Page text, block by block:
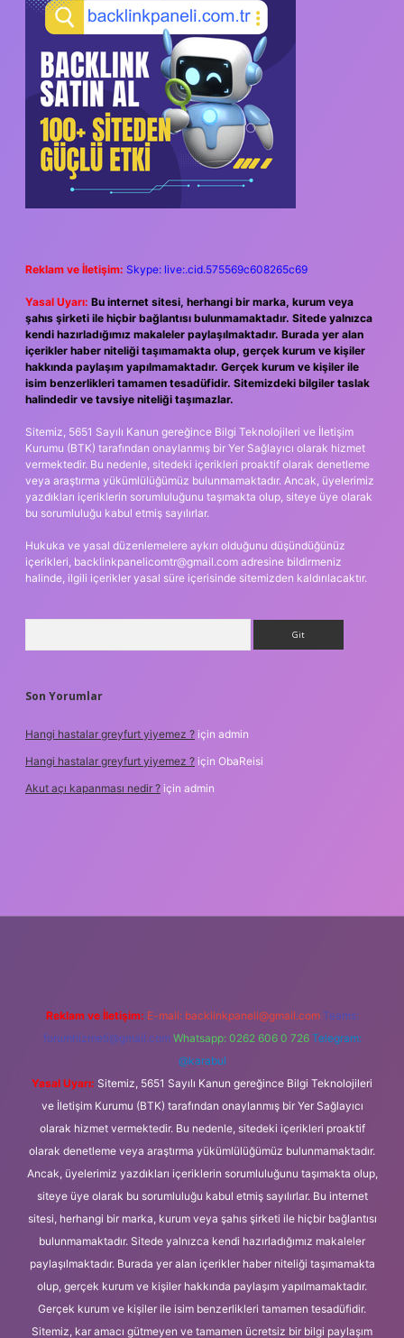
Reklam ve İletişim: Skype: live:.cid.575569c608265c69
Yasal Uyarı: Bu internet sitesi, herhangi bir marka, kurum veya
şahıs şirketi ile hiçbir bağlantısı bulunmamaktadır. Sitede yalnızca
kendi hazırladığımız makaleler paylaşılmaktadır. Burada yer alan
içerikler haber niteliği taşımamakta olup, gerçek kurum ve kişiler
hakkında paylaşım yapılmamaktadır. Gerçek kurum ve kişiler ile
isim benzerlikleri tamamen tesadüfidir. Sitemizdeki bilgiler taslak
halindedir ve tavsiye niteliği taşımazlar.
Sitemiz, 5651 Sayılı Kanun gereğince Bilgi Teknolojileri ve İletişim
Kurumu (BTK) tarafından onaylanmış bir Yer Sağlayıcı olarak hizmet
vermektedir. Bu nedenle, sitedeki içerikleri proaktif olarak denetleme
veya araştırma yükümlülüğümüz bulunmamaktadır. Ancak, üyelerimiz
yazdıkları içeriklerin sorumluluğunu taşımakta olup, siteye üye olarak
bu sorumluluğu kabul etmiş sayılırlar.
Hukuka ve yasal düzenlemelere aykırı olduğunu düşündüğünüz
içerikleri, backlinkpanelicomtr@gmail.com adresine bildirmeniz
halinde, ilgili içerikler yasal süre içerisinde sitemizden kaldırılacaktır.
Son Yorumlar
Hangi hastalar greyfurt yiyemez ? için admin
Hangi hastalar greyfurt yiyemez ? için ObaReisi
Akut açı kapanması nedir ? için admin
Reklam ve İletişim: E-mail: backlinkpaneli@gmail.com Teams:
forumhizmeti@gmail.com Whatsapp: 0262 606 0 726 Telegram:
@karabul
Yasal Uyarı: Sitemiz, 5651 Sayılı Kanun gereğince Bilgi Teknolojileri
ve İletişim Kurumu (BTK) tarafından onaylanmış bir Yer Sağlayıcı
olarak hizmet vermektedir. Bu nedenle, sitedeki içerikleri proaktif
olarak denetleme veya araştırma yükümlülüğümüz bulunmamaktadır.
Ancak, üyelerimiz yazdıkları içeriklerin sorumluluğunu taşımakta olup,
siteye üye olarak bu sorumluluğu kabul etmiş sayılırlar. Bu internet
sitesi, herhangi bir marka, kurum veya şahıs şirketi ile hiçbir bağlantısı
bulunmamaktadır. Sitede yalnızca kendi hazırladığımız makaleler
paylaşılmaktadır. Burada yer alan içerikler haber niteliği taşımamakta
olup, gerçek kurum ve kişiler hakkında paylaşım yapılmamaktadır.
Gerçek kurum ve kişiler ile isim benzerlikleri tamamen tesadüfidir.
Sitemiz, kar amacı gütmeyen ve tamamen ücretsiz bir bilgi paylaşım